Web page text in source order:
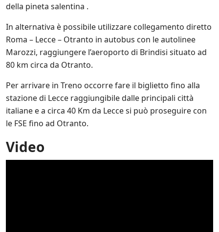
della pineta salentina .
In alternativa è possibile utilizzare collegamento diretto
Roma – Lecce – Otranto in autobus con le autolinee
Marozzi, raggiungere l’aeroporto di Brindisi situato ad
80 km circa da Otranto.
Per arrivare in Treno occorre fare il biglietto fino alla
stazione di Lecce raggiungibile dalle principali città
italiane e a circa 40 Km da Lecce si può proseguire con
le FSE fino ad Otranto.
Video